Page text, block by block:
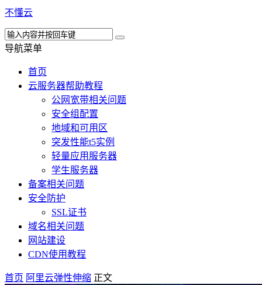
不懂云
导航菜单
首页
云服务器帮助教程
公网宽带相关问题
安全组配置
地域和可用区
突发性能t5实例
轻量应用服务器
学生服务器
备案相关问题
安全防护
SSL证书
域名相关问题
网站建设
CDN使用教程
首页 阿里云弹性伸缩 正文